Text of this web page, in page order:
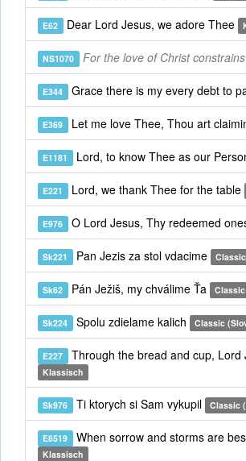
E62 Dear Lord Jesus, we adore Thee
NS1070 For the love of Christ constrains
E344 Grace there is my every debt to
E369 Let me love Thee, Thou art
E1181 Lord, to know Thee as our
E221 Lord, we thank Thee for the table
E976 O Lord Jesus, Thy redeemed
Sk221 Pan Jezis za stol vdacime
Sk62 Pán Ježiš, my chválime Ťa
Sk224 Spolu zdielame kalich Classic
E227 Through the bread and cup, Lord
Klassisch
Sk976 Ti ktorych si Sam vykupil Classic
E8519 When sorrow and storms are
Klassisch